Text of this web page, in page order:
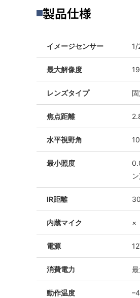
製品仕様
イメージセンサー 1/
最大解像度
レンズタイプ
焦点距離
水平視野角
最小照度
IR距離
内蔵マイク ×
電源
消費電力
動作温度